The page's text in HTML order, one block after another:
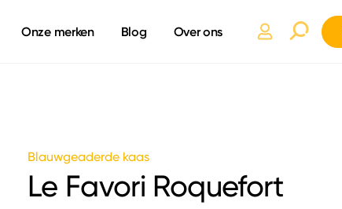
Onze merken Blog Over ons
Blauwgeaderde kaas
Le Favori Roquefort